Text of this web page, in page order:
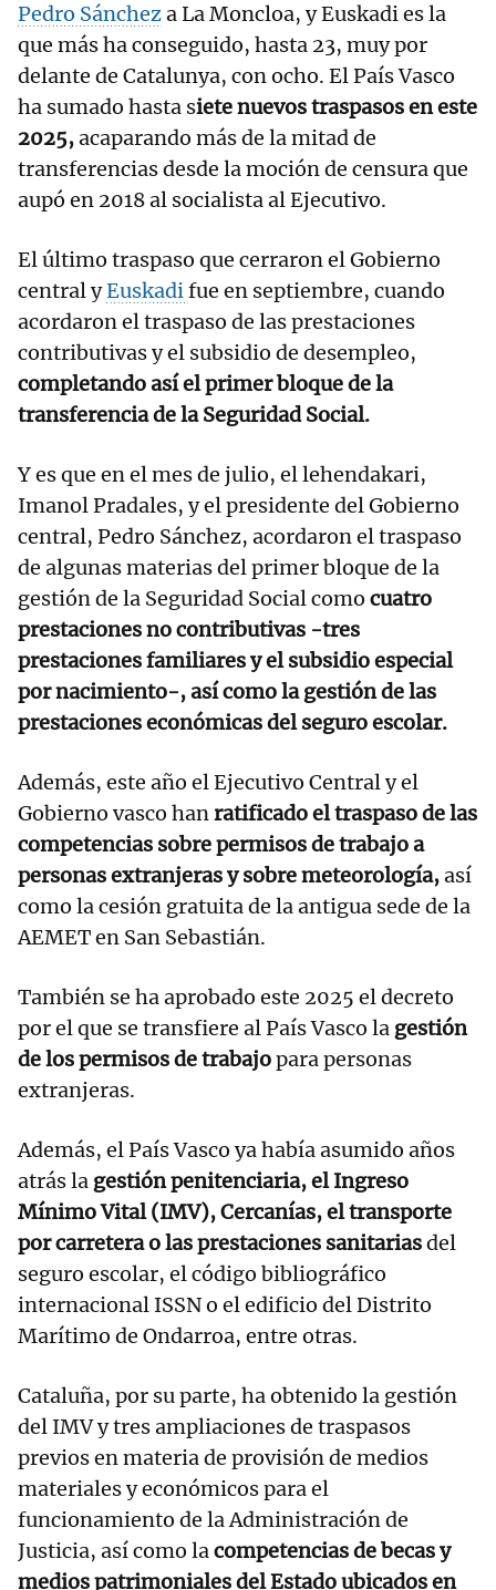
Pedro Sáncheza La Moncloa, y Euskadi es la
que más ha conseguido, hasta 23, muy por
delante de Catalunya, con ocho. El País Vasco
ha sumado hasta siete nuevos traspasos en este
2025,acaparando más de la mitad de
transferencias desde la moción de censura que
aupó en 2018 al socialista al Ejecutivo.
El último traspaso que cerraron el Gobierno
central yEuskadifue en septiembre, cuando
acordaron el traspaso de las prestaciones
contributivas y el subsidio de desempleo,
completando así el primer bloque de la
transferencia de la Seguridad Social.
Y es que en el mes de julio, el lehendakari,
Imanol Pradales, y el presidente del Gobierno
central, Pedro Sánchez, acordaron el traspaso
de algunas materias del primer bloque de la
gestión de la Seguridad Social como cuatro
prestaciones no contributivas -tres
prestaciones familiares y el subsidio especial
por nacimiento-, así como la gestión de las
prestaciones económicas del seguro escolar.
Además, este año el Ejecutivo Central y el
Gobierno vasco hanratificado el traspaso de las
competencias sobre permisos de trabajo a
personas extranjeras y sobre meteorología,así
como la cesión gratuita de la antigua sede de la
AEMET en San Sebastián.
También se ha aprobado este 2025 el decreto
por el que se transfiere al País Vasco la gestión
de los permisos de trabajopara personas
extranjeras.
Además, el País Vasco ya había asumido años
atrás la gestión penitenciaria, el Ingreso
Mínimo Vital (IMV), Cercanías, el transporte
por carretera o las prestaciones sanitariasdel
seguro escolar, el código bibliográfico
internacional ISSN o el edificio del Distrito
Marítimo de Ondarroa, entre otras.
Cataluña, por su parte, ha obtenido la gestión
del IMV y tres ampliaciones de traspasos
previos en materia de provisión de medios
materiales y económicos para el
funcionamiento de la Administración de
Justicia, así como lacompetencias de becas y
medios patrimoniales del Estado ubicados en